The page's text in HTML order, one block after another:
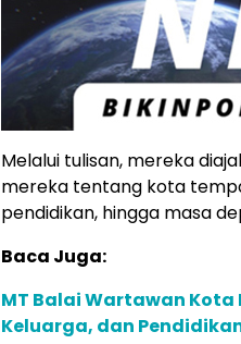
Melalui tulisan, mereka
mereka tentang kota
pendidikan, hingga masa
Baca Juga:
MT Balai Wartawan Kota
Keluarga, dan